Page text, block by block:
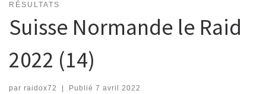
RÉSULTATS
Suisse Normande le Raid
2022 (14)
par raidox72 | Publié 7 avril 2022